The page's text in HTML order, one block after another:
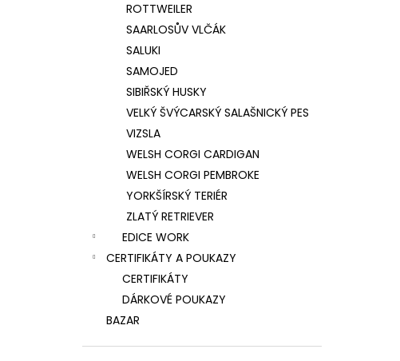
ROTTWEILER
SAARLOSŮV VLČÁK
SALUKI
SAMOJED
SIBIŘSKÝ HUSKY
VELKÝ ŠVÝCARSKÝ SALAŠNICKÝ PES
VIZSLA
WELSH CORGI CARDIGAN
WELSH CORGI PEMBROKE
YORKŠÍRSKÝ TERIÉR
ZLATÝ RETRIEVER
EDICE WORK
CERTIFIKÁTY A POUKAZY
CERTIFIKÁTY
DÁRKOVÉ POUKAZY
BAZAR